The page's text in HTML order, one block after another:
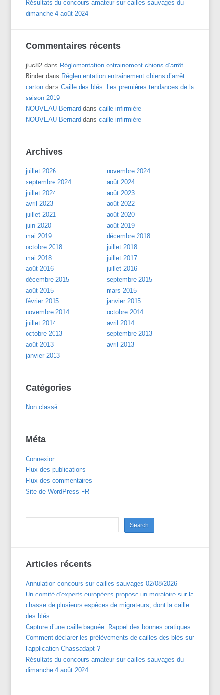
Résultats du concours amateur sur cailles sauvages du
dimanche 4 août 2024
Commentaires récents
jluc82 dans Réglementation entrainement chiens d’arrêt
Binder dans Réglementation entrainement chiens d’arrêt
carton dansCaille des blés: Les premières tendances de la
saison 2019
NOUVEAU Bernard danscaille infirmière
NOUVEAU Bernard danscaille infirmière
Archives
juillet 2026
novembre 2024
septembre 2024
août 2024
juillet 2024
août 2023
avril 2023
août 2022
juillet 2021
août 2020
juin 2020
août 2019
mai 2019
décembre 2018
octobre 2018
juillet 2018
mai 2018
juillet 2017
août 2016
juillet 2016
décembre 2015
septembre 2015
août 2015
mars 2015
février 2015
janvier 2015
novembre 2014
octobre 2014
juillet 2014
avril 2014
octobre 2013
septembre 2013
août 2013
avril 2013
janvier 2013
Catégories
Non classé
Méta
Connexion
Flux des publications
Flux des commentaires
Site de WordPress-FR
Articles récents
Annulation concours sur cailles sauvages 02/08/2026
Un comité d’experts européens propose un moratoire sur la
chasse de plusieurs espèces de migrateurs, dont la caille
des blés
Capture d’une caille baguée: Rappel des bonnes pratiques
Comment déclarer les prélèvements de cailles des blés sur
l’application Chassadapt ?
Résultats du concours amateur sur cailles sauvages du
dimanche 4 août 2024